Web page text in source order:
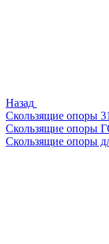
Назад
Скользящие опоры
Скользящие опоры
Скользящие опоры